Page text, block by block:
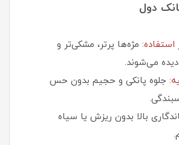
دول
: مژه‌ها پرتر، مشکی‌تر و
می‌شوند.
: جلوه پانکی و حجیم بدون حس
بالا بدون ریزش یا سیاه